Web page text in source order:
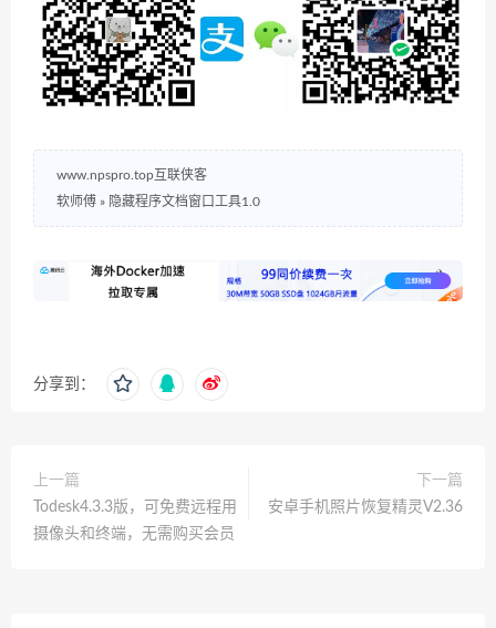
www.npspro.top互联侠客
软师傅 » 隐藏程序文档窗口工具1.0
分享到：
上一篇
Todesk4.3.3版，可免费远程用
摄像头和终端，无需购买会员
下一篇
安卓手机照片恢复精灵V2.36